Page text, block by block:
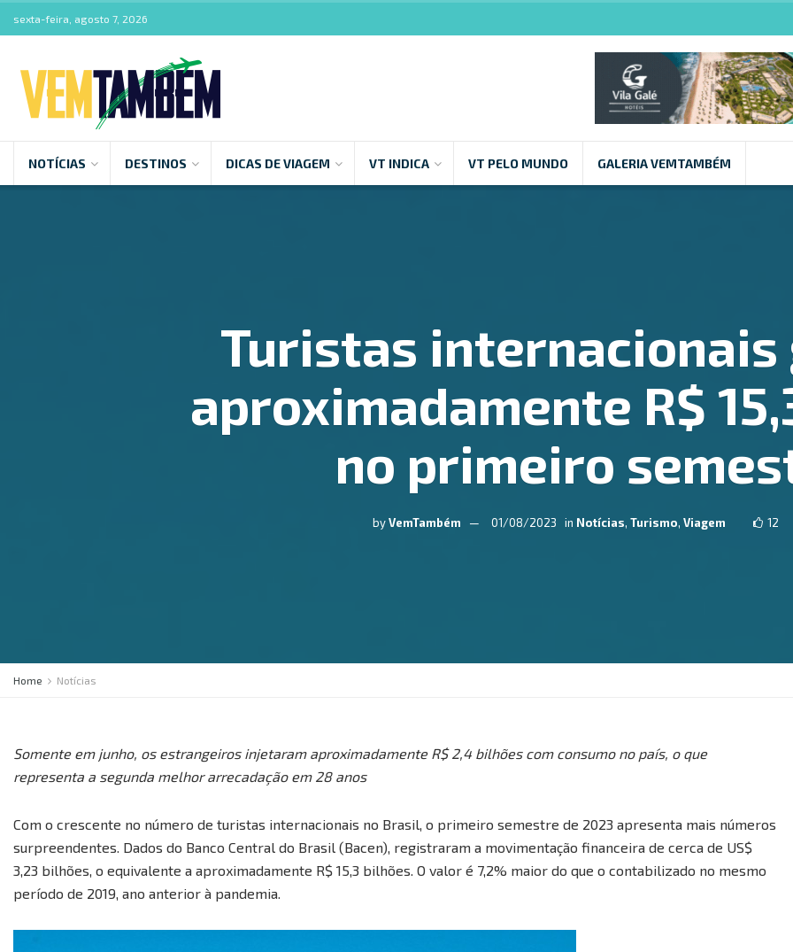
sexta-feira, agosto 7, 2026
NOTÍCIAS DESTINOS DICAS DE VIAGEM VT INDICA VT PELO MUNDO GALERIA VEMTAMBÉM
Turistas internacionais
aproximadamente R$
no primeiro
by VemTambém 01/08/2023 in Notícias, Turismo, Viagem 12
Home Notícias
Somente em junho, os estrangeiros injetaram aproximadamente R$ 2,4 bilhões com consumo no país, o que
representa a segunda melhor arrecadação em 28 anos
Com o crescente no número de turistas internacionais no Brasil, o primeiro semestre de 2023 apresenta mais números
surpreendentes. Dados do Banco Central do Brasil (Bacen), registraram a movimentação financeira de cerca de US$
3,23 bilhões, o equivalente a aproximadamente R$ 15,3 bilhões. O valor é 7,2% maior do que o contabilizado no mesmo
período de 2019, ano anterior à pandemia.